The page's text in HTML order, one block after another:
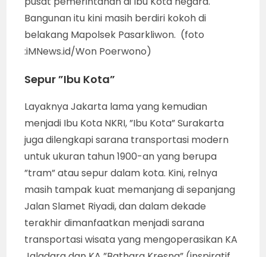
Bangunan itu kini masih berdiri kokoh di
belakang Mapolsek Pasarkliwon. (foto
:iMNews.id/Won Poerwono)
Sepur ”Ibu Kota”
Layaknya Jakarta lama yang kemudian
menjadi Ibu Kota NKRI, ”Ibu Kota” Surakarta
juga dilengkapi sarana transportasi modern
untuk ukuran tahun 1900-an yang berupa
”tram” atau sepur dalam kota. Kini, relnya
masih tampak kuat memanjang di sepanjang
Jalan Slamet Riyadi, dan dalam dekade
terakhir dimanfaatkan menjadi sarana
transportasi wisata yang mengoperasikan KA